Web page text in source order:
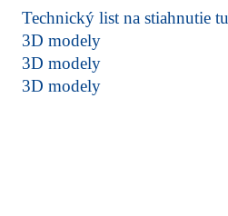
Technický list na stiahnutie tu
3D modely
3D modely
3D modely